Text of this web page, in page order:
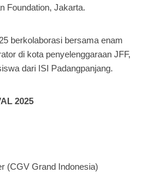
Foundation, Jakarta.
berkolaborasi bersama enam
di kota penyelenggaraan JFF,
dari ISI Padangpanjang.
2025
(CGV Grand Indonesia)